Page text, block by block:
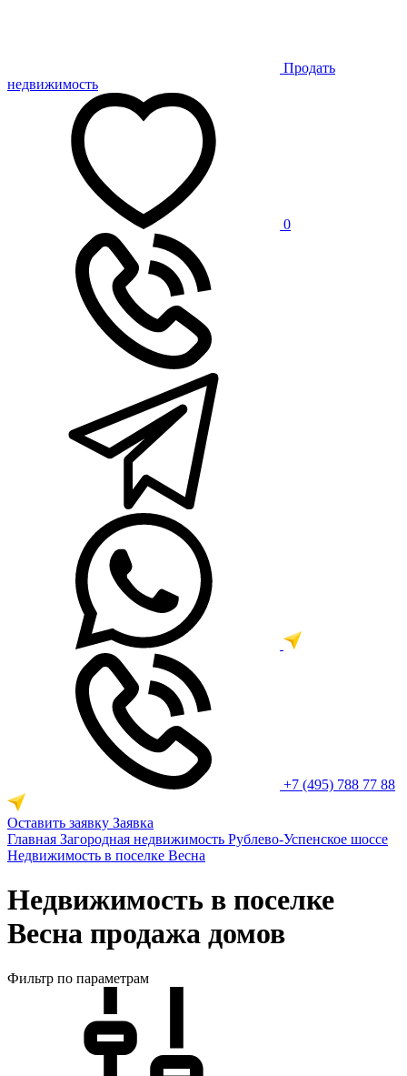
Продать
недвижимость
0
+7 (495) 788 77 88
Оставить заявку Заявка
Главная Загородная недвижимость Рублево-Успенское шоссе
Недвижимость в поселке Весна
Недвижимость в поселке
Весна продажа домов
Фильтр по параметрам